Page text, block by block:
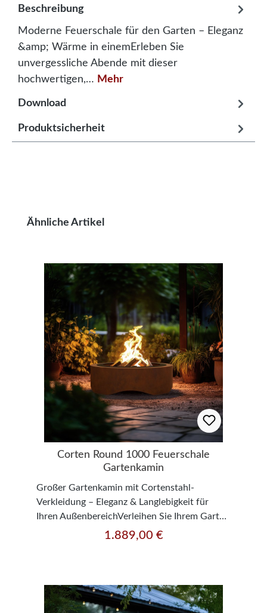
Beschreibung
Moderne Feuerschale für den Garten – Eleganz
&amp; Wärme in einemErleben Sie
unvergessliche Abende mit dieser
hochwertigen,… Mehr
Download
Produktsicherheit
Produktgalerie überspringen
Ähnliche Artikel
Corten Round 1000 Feuerschale
Gartenkamin
Großer Gartenkamin mit Cortenstahl-
Verkleidung – Eleganz & Langlebigkeit für
Ihren AußenbereichVerleihen Sie Ihrem Garten
mit diesem hochwertigen, freistehenden
zu einem echten Blickfang. Der Cortenstahl
entwickelt mit der Zeit eine charakteristische
Regulärer Preis:
1.889,00 €